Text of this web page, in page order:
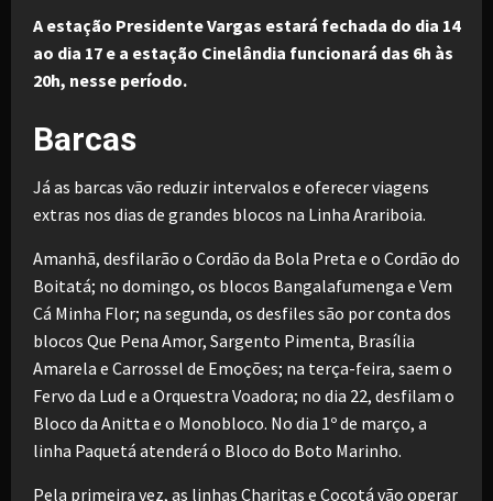
A estação Presidente Vargas estará fechada do dia 14
ao dia 17 e a estação Cinelândia funcionará das 6h às
20h, nesse período.
Barcas
Já as barcas vão reduzir intervalos e oferecer viagens
extras nos dias de grandes blocos na Linha Arariboia.
Amanhã, desfilarão o Cordão da Bola Preta e o Cordão do
Boitatá; no domingo, os blocos Bangalafumenga e Vem
Cá Minha Flor; na segunda, os desfiles são por conta dos
blocos Que Pena Amor, Sargento Pimenta, Brasília
Amarela e Carrossel de Emoções; na terça-feira, saem o
Fervo da Lud e a Orquestra Voadora; no dia 22, desfilam o
Bloco da Anitta e o Monobloco. No dia 1º de março, a
linha Paquetá atenderá o Bloco do Boto Marinho.
Pela primeira vez, as linhas Charitas e Cocotá vão operar